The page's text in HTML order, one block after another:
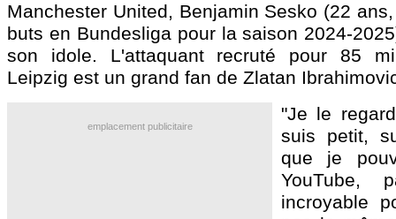
Manchester United, Benjamin Sesko (22
buts en Bundesliga pour la saison 2024-
son idole. L'attaquant recruté pour 85
Leipzig est un grand fan de Zlatan
emplacement publicitaire
"Je le
suis petit,
que je
YouTube,
incroyable